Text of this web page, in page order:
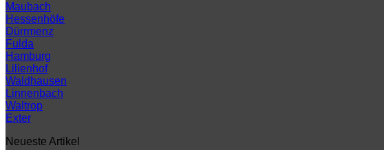
Maubach
Hessenhöfe
Dürrmenz
Fulda
Hamburg
Lilienhof
Waldhausen
Linnenbach
Waltrop
Exter
Neueste Artikel